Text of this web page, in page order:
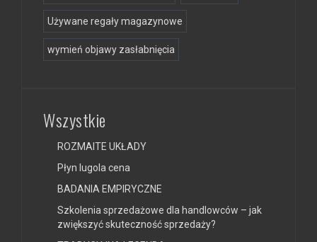
Używane regały magazynowe
wymień objawy zasłabnięcia
Wszystkie
ROZMAITE UKŁADY
Płyn lugola cena
BADANIA EMPIRYCZNE
Szkolenia sprzedażowe dla handlowców – jak
zwiększyć skuteczność sprzedaży?